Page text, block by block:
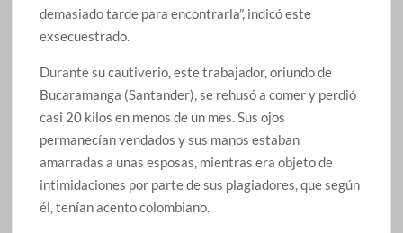
demasiado tarde para encontrarla”, indicó este
exsecuestrado.
Durante su cautiverio, este trabajador, oriundo de
Bucaramanga (Santander), se rehusó a comer y perdió
casi 20 kilos en menos de un mes. Sus ojos
permanecían vendados y sus manos estaban
amarradas a unas esposas, mientras era objeto de
intimidaciones por parte de sus plagiadores, que según
él, tenían acento colombiano.